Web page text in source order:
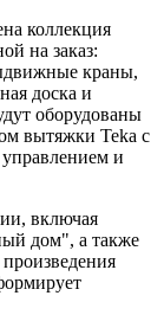
коллекция
на заказ:
краны,
доска и
оборудованы
вытяжки Teka с
и
включая
дом", а также